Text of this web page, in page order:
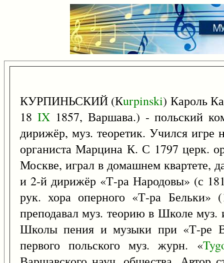
КУРПИНЬСКИЙ (Кurpinski) Кароль
18 IX1857, Варшава.) - польский
дирижёр, муз. теоретик. Учился игре
органиста Марцина К. С 1797 церк.
Москве, играл в домашнем квартете,
и 2-й дирижёр «Т-ра Народовы» (с
рук. хора оперного «Т-ра Бельки»
преподавал муз. теорию в Школе муз.
Школы пения и музыки при «Т-ре
первого польского муз. журн. «